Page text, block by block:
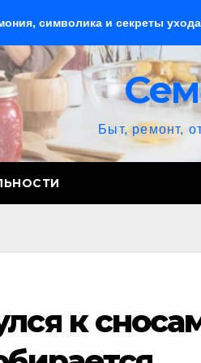
и секреты ухода Как
Быт, ремонт,
к